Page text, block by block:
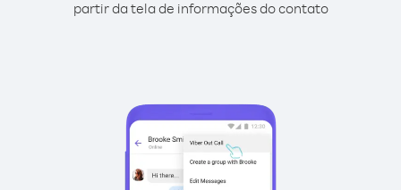
partir da tela de informações do contato